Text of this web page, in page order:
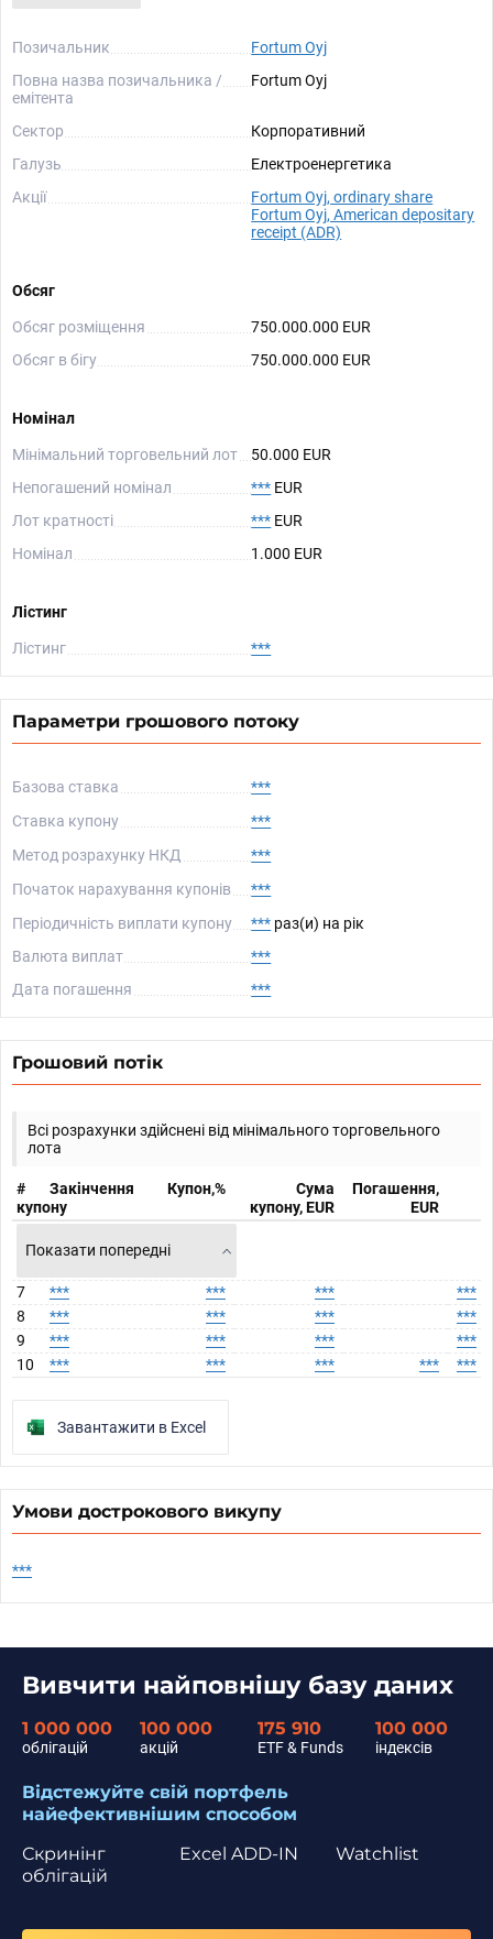
Позичальник
Fortum Oyj
Повна назва позичальника /
емітента
Fortum Oyj
Сектор
Корпоративний
Галузь
Електроенергетика
Акції
Fortum Oyj, ordinary share
Fortum Oyj, American depositary
receipt (ADR)
Обсяг
Обсяг розміщення
750.000.000 EUR
Обсяг в бігу
750.000.000 EUR
Номінал
Мінімальний торговельний лот
50.000 EUR
Непогашений номінал
*** EUR
Лот кратності
*** EUR
Номінал
1.000 EUR
Лістинг
Лістинг ***
Параметри грошового потоку
Базова ставка
***
Ставка купону
***
Метод розрахунку НКД
***
Початок нарахування купонів
***
Періодичність виплати купону
*** раз(и) на рік
Валюта виплат
***
Дата погашення
***
Грошовий потік
Всі розрахунки здійснені від мінімального торговельного
лота
#
Закінчення
купону
Купон,%
Сума
купону, EUR
Погашення,
EUR
Показати попередні
7 *** *** ***
***
8
*** *** ***
***
9
*** *** ***
***
10
*** *** *** *** ***
Завантажити в Excel
Умови дострокового викупу
***
Вивчити найповнішу базу даних
1 000 000
облігацій
100 000
акцій
175 910
ETF & Funds
100 000
індексів
Відстежуйте свій портфель
найефективнішим способом
Скринінг
облігацій
Watchlist
Excel ADD-IN